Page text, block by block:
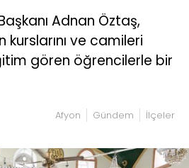
Adnan Öztaş,
kurslarını ve camileri
gören öğrencilerle bir
Afyon Gündem İlçeler